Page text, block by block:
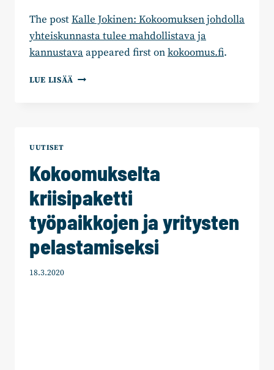
The postKalle Jokinen: Kokoomuksen johdolla
yhteiskunnasta tulee mahdollistava ja
kannustavaappeared first onkokoomus.fi.
LUE LISÄÄ KALLE
KANNUSTAVA
UUTISET
Kokoomukselta
kriisipaketti
työpaikkojen ja yritysten
pelastamiseksi
18.3.2020